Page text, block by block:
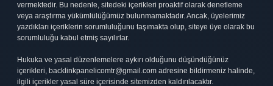
vermektedir. Bu nedenle, sitedeki içerikleri proaktif olarak denetleme
veya araştırma yükümlülüğümüz bulunmamaktadır. Ancak, üyelerimiz
yazdıkları içeriklerin sorumluluğunu taşımakta olup, siteye üye olarak bu
sorumluluğu kabul etmiş sayılırlar.
Hukuka ve yasal düzenlemelere aykırı olduğunu düşündüğünüz
içerikleri, backlinkpanelicomtr@gmail.com adresine bildirmeniz halinde,
ilgili içerikler yasal süre içerisinde sitemizden kaldırılacaktır.